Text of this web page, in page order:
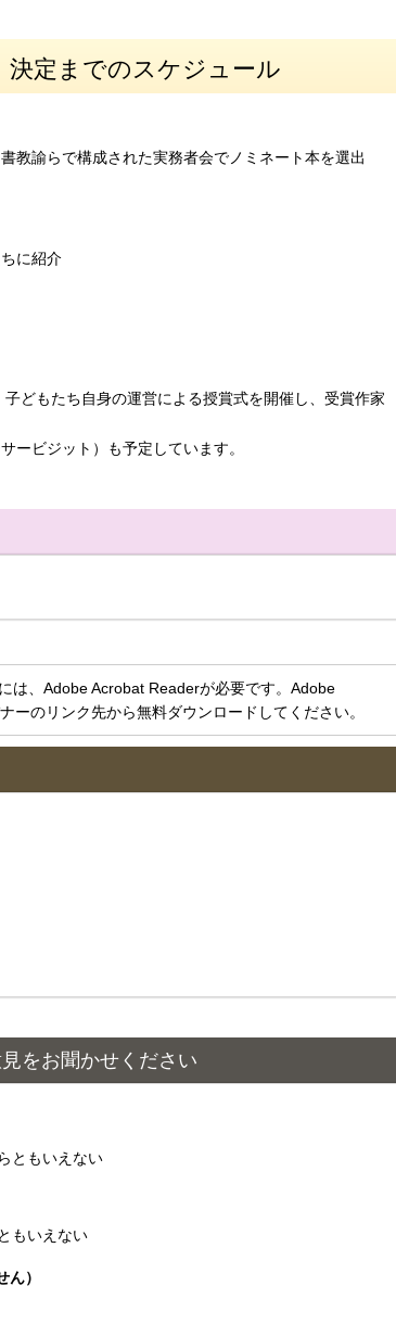
決定までのスケジュール
教諭らで構成された実務者会でノミネート本を選出
に紹介
どもたち自身の運営による授賞式を開催し、受賞作家
ービジット）も予定しています。
は、Adobe Acrobat Readerが必要です。Adobe
ーのリンク先から無料ダウンロードしてください。
をお聞かせください
ともいえない
もいえない
）